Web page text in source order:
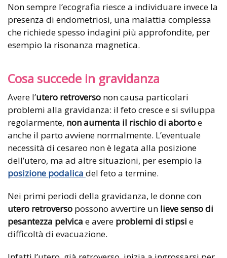
Non sempre l’ecografia riesce a individuare invece la
presenza di endometriosi, una malattia complessa
che richiede spesso indagini più approfondite, per
esempio la risonanza magnetica.
Cosa succede in gravidanza
Avere l’utero retroverso non causa particolari
problemi alla gravidanza: il feto cresce e si sviluppa
regolarmente, non aumenta il rischio di abortoe
anche il parto avviene normalmente. L’eventuale
necessità di cesareo non è legata alla posizione
dell’utero, ma ad altre situazioni, per esempio la
posizione podalica del feto a termine.
Nei primi periodi della gravidanza, le donne con
utero retroverso possono avvertire un lieve senso di
pesantezza pelvica e avere problemi di stipsi e
difficoltà di evacuazione.